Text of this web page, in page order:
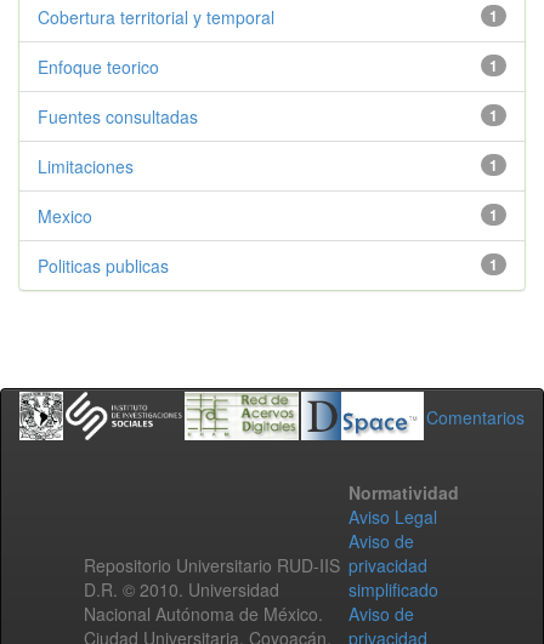
1
Cobertura territorial y temporal
1
Enfoque teorico
1
Fuentes consultadas
1
Limitaciones
1
Mexico
1
Politicas publicas
Comentarios
Repositorio Universitario RUD-IIS
D.R. © 2010. Universidad
Nacional Autónoma de México.
Ciudad Universitaria, Coyoacán,
Normatividad
Aviso Legal
Aviso de
privacidad
simplificado
Aviso de
privacidad